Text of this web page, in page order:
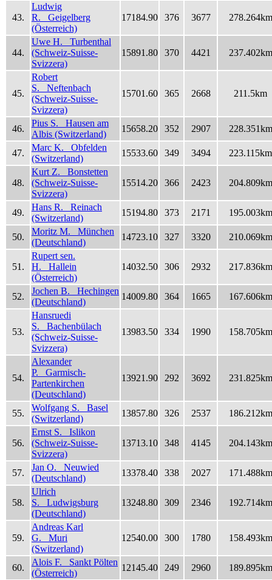
43.
Ludwig
R. Geigelberg
(Österreich)
17184.90 376 3677 278.264km
44.
Uwe H. Turbenthal
(Schweiz-Suisse-
Svizzera)
15891.80 370 4421 237.402km
45.
Robert
S. Neftenbach
(Schweiz-Suisse-
Svizzera)
15701.60 365 2668 211.5km
46.
Pius S. Hausen am
Albis (Switzerland)
15658.20 352 2907 228.351km
47.
Marc K. Obfelden
(Switzerland)
15533.60 349 3494 223.115km
48.
Kurt Z. Bonstetten
(Schweiz-Suisse-
Svizzera)
15514.20 366 2423 204.809km
49.
Hans R. Reinach
(Switzerland)
15194.80 373 2171 195.003km
50.
Moritz M. München
(Deutschland)
14723.10 327 3320 210.069km
51.
Rupert sen.
H. Hallein
(Österreich)
14032.50 306 2932 217.836km
52.
Jochen B. Hechingen
(Deutschland)
14009.80 364 1665 167.606km
53.
Hansruedi
S. Bachenbülach
(Schweiz-Suisse-
Svizzera)
13983.50 334 1990 158.705km
54.
Alexander
P. Garmisch-
Partenkirchen
(Deutschland)
13921.90 292 3692 231.825km
55.
Wolfgang S. Basel
(Switzerland)
13857.80 326 2537 186.212km
56.
Ernst S. Islikon
(Schweiz-Suisse-
Svizzera)
13713.10 348 4145 204.143km
57.
Jan O. Neuwied
(Deutschland)
13378.40 338 2027 171.488km
58.
Ulrich
S. Ludwigsburg
(Deutschland)
13248.80 309 2346 192.714km
59.
Andreas Karl
G. Muri
(Switzerland)
12540.00 300 1780 158.493km
60.
Alois F. Sankt Pölten
(Österreich)
12145.40 249 2960 189.895km